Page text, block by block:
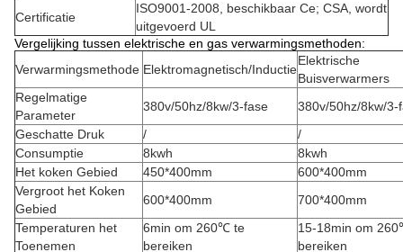
Certificatie
ISO9001-2008, beschikbaar Ce; CSA, wordt
uitgevoerd UL
Vergelijking tussen elektrische en gas verwarmingsmethoden:
Verwarmingsmethode Elektromagnetisch/Inductie
Elektrische
Buisverwarmers
Regelmatige
Parameter
380v/50hz/8kw/3-fase
380v/50hz/8kw/3-
Geschatte Druk
/
/
Consumptie
8kwh
8kwh
Het koken Gebied
450*400mm
600*400mm
Vergroot het Koken
Gebied
600*400mm
700*400mm
Temperaturen het
Toenemen
6min om 260℃ te
bereiken
15-18min om
bereiken